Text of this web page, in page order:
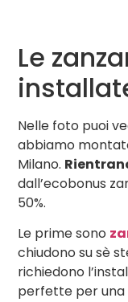
Le
Nelle foto puoi
abbiamo
Milano.
dall’ecobonus
50%.
Le prime sono
chiudono su sè
richiedono
perfette per una